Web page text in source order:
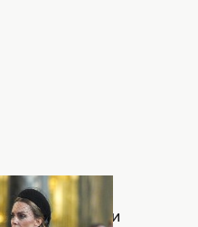
Миддлтон и